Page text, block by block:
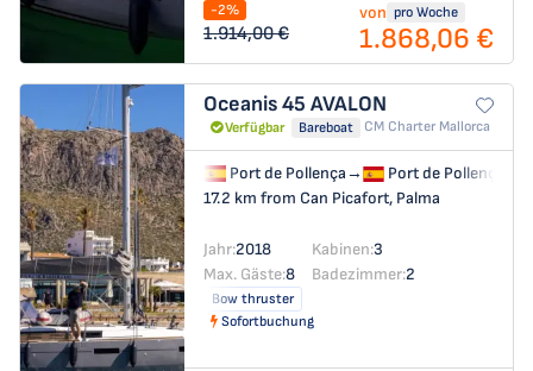
-2%
1.914,00 €
von pro Woche
1.868,06 €
Oceanis 45 AVALON
Verfügbar Bareboat CM Charter Mallorca
Port de Pollença→
Port de Pollença
17.2 km from Can Picafort, Palma
Jahr:2018 Kabinen:3
Max. Gäste:8 Badezimmer:2
Bow thruster
Sofortbuchung